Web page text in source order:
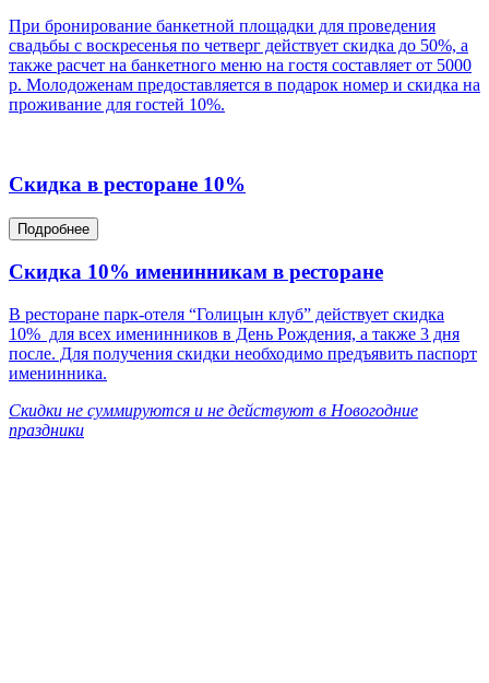
При бронирование банкетной площадки для проведения
свадьбы с воскресенья по четверг действует скидка до 50%, а
также расчет на банкетного меню на гостя составляет от 5000
р. Молодоженам предоставляется в подарок номер и скидка на
проживание для гостей 10%.
Cкидка в ресторане 10%
Подробнее
Скидка 10% именинникам в ресторане
В ресторане парк-отеля “Голицын клуб” действует скидка
10% для всех именинников в День Рождения, а также 3 дня
после. Для получения скидки необходимо предъявить паспорт
именинника.
Скидки не суммируются и не действуют в Новогодние
праздники